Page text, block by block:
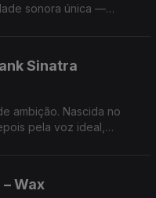
sonora única —
Sinatra
ambição. Nascida no
pela voz ideal,
Wax